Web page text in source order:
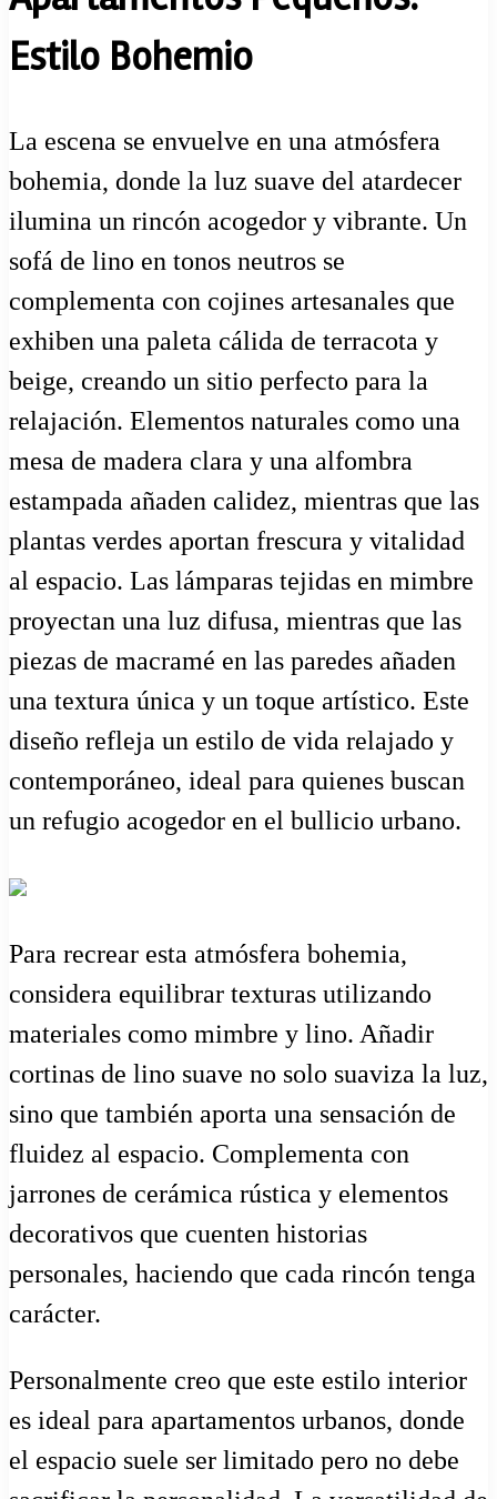
Estilo Bohemio
La escena se envuelve en una atmósfera
bohemia, donde la luz suave del atardecer
ilumina un rincón acogedor y vibrante. Un
sofá de lino en tonos neutros se
complementa con cojines artesanales que
exhiben una paleta cálida de terracota y
beige, creando un sitio perfecto para la
relajación. Elementos naturales como una
mesa de madera clara y una alfombra
estampada añaden calidez, mientras que las
plantas verdes aportan frescura y vitalidad
al espacio. Las lámparas tejidas en mimbre
proyectan una luz difusa, mientras que las
piezas de macramé en las paredes añaden
una textura única y un toque artístico. Este
diseño refleja un estilo de vida relajado y
contemporáneo, ideal para quienes buscan
un refugio acogedor en el bullicio urbano.
Para recrear esta atmósfera bohemia,
considera equilibrar texturas utilizando
materiales como mimbre y lino. Añadir
cortinas de lino suave no solo suaviza la luz,
sino que también aporta una sensación de
fluidez al espacio. Complementa con
jarrones de cerámica rústica y elementos
decorativos que cuenten historias
personales, haciendo que cada rincón tenga
carácter.
Personalmente creo que este estilo interior
es ideal para apartamentos urbanos, donde
el espacio suele ser limitado pero no debe